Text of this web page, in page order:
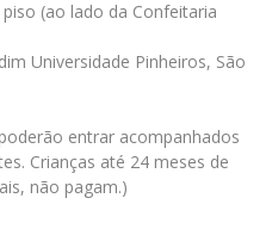
(ao lado da Confeitaria
Universidade Pinheiros, São
entrar acompanhados
Crianças até 24 meses de
não pagam.)